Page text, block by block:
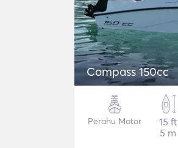
Compass 150cc
Perahu Motor
15 ft
5 m